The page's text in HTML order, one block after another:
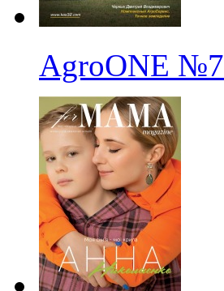
AgroONE №7